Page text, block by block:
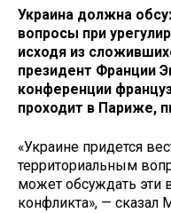
Украина должна
вопросы при
исходя из
президент Франции
конференции
проходит в Париже,
«Украине придется
территориальным
может обсуждать эти
конфликта», — сказал